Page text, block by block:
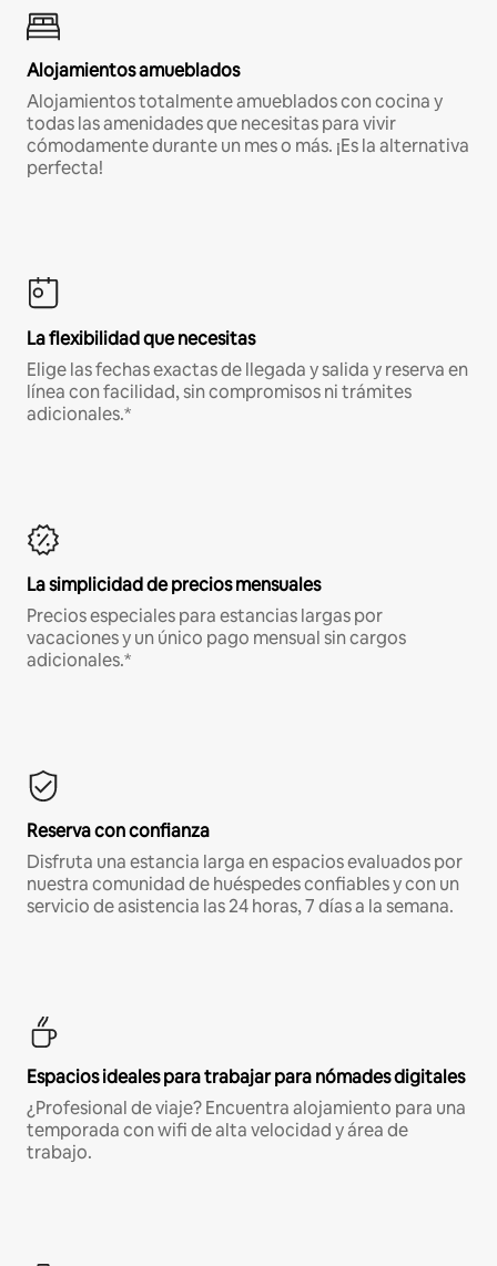
Alojamientos amueblados
Alojamientos totalmente amueblados con cocina y
todas las amenidades que necesitas para vivir
cómodamente durante un mes o más. ¡Es la alternativa
perfecta!
La flexibilidad que necesitas
Elige las fechas exactas de llegada y salida y reserva en
línea con facilidad, sin compromisos ni trámites
adicionales.*
La simplicidad de precios mensuales
Precios especiales para estancias largas por
vacaciones y un único pago mensual sin cargos
adicionales.*
Reserva con confianza
Disfruta una estancia larga en espacios evaluados por
nuestra comunidad de huéspedes confiables y con un
servicio de asistencia las 24 horas, 7 días a la semana.
Espacios ideales para trabajar para nómades digitales
¿Profesional de viaje? Encuentra alojamiento para una
temporada con wifi de alta velocidad y área de
trabajo.